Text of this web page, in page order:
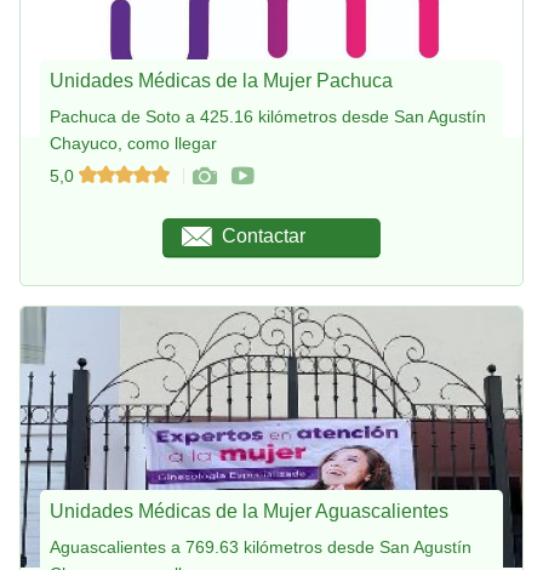
Unidades Médicas de la Mujer Pachuca
Pachuca de Soto a 425.16 kilómetros desde San Agustín
Chayuco, como llegar
5,0
Contactar
Unidades Médicas de la Mujer Aguascalientes
Aguascalientes a 769.63 kilómetros desde San Agustín